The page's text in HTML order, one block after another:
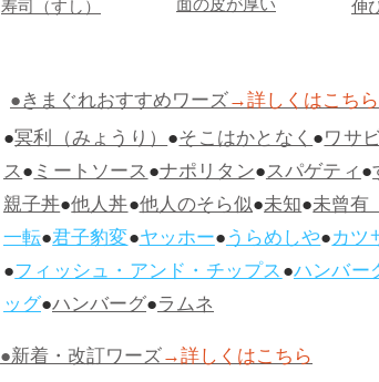
寿司（すし） 面の皮が厚い 伸
●きまぐれおすすめワーズ→詳しくはこちら
●冥利（みょうり）●そこはかとなく●ワサ
ス●ミートソース●ナポリタン●スパゲティ●
親子丼●他人丼●他人のそら似●未知●未曾有
一転●君子豹変●ヤッホー●うらめしや●カツ
●フィッシュ・アンド・チップス●ハンバー
ッグ●ハンバーグ●ラムネ
●新着・改訂ワーズ→詳しくはこちら